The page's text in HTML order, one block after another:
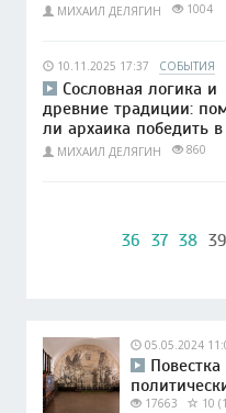
МИХАИЛ ДЕЛЯГИН 1004
10.11.2025 17:37 СОБЫТИЯ
Сословная логика и
древние традиции:
ли архаика победить
МИХАИЛ ДЕЛЯГИН 860
36 37 38 39
05.05.2024
17663 10